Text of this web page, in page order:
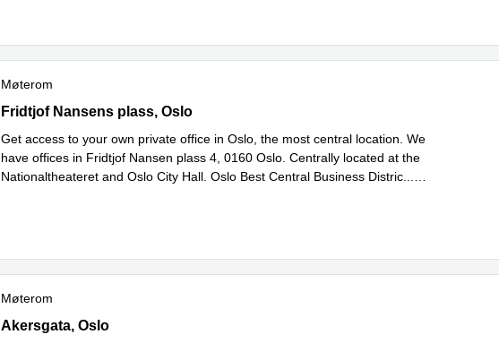
Møterom
Fridtjof Nansen plass 4, Oslo
Fridtjof Nansens plass, Oslo
Get access to your own private office in Oslo, the most central location. We
have offices in Fridtjof Nansen plass 4, 0160 Oslo. Centrally located at the
Nationaltheateret and Oslo City Hall. Oslo Best Central Business Distric
Møterom
Akersgata 51, Oslo
Akersgata, Oslo